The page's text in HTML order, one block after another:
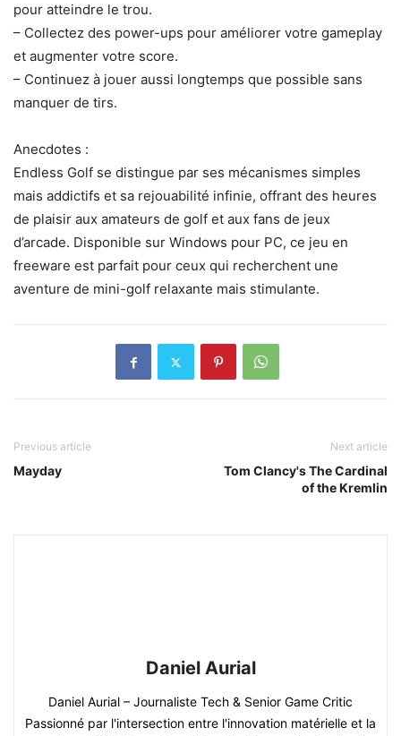
pour atteindre le trou.
– Collectez des power-ups pour améliorer votre gameplay
et augmenter votre score.
– Continuez à jouer aussi longtemps que possible sans
manquer de tirs.
Anecdotes :
Endless Golf se distingue par ses mécanismes simples
mais addictifs et sa rejouabilité infinie, offrant des heures
de plaisir aux amateurs de golf et aux fans de jeux
d’arcade. Disponible sur Windows pour PC, ce jeu en
freeware est parfait pour ceux qui recherchent une
aventure de mini-golf relaxante mais stimulante.
Previous article
Mayday
Next article
Tom Clancy's The Cardinal
of the Kremlin
Daniel Aurial
Daniel Aurial – Journaliste Tech & Senior Game Critic
Passionné par l'intersection entre l'innovation matérielle et la